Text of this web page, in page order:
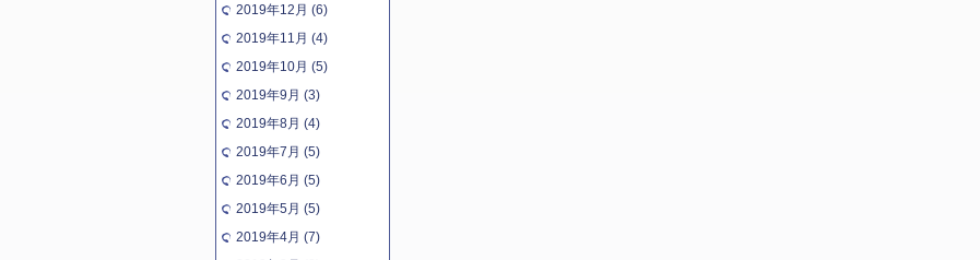
2019年12月 (6)
2019年11月 (4)
2019年10月 (5)
2019年9月 (3)
2019年8月 (4)
2019年7月 (5)
2019年6月 (5)
2019年5月 (5)
2019年4月 (7)